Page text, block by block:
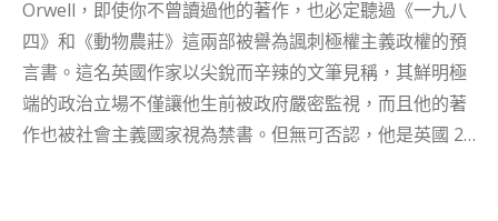
Orwell，即使你不曾讀過他的著作，也必定聽過《一九八
四》和《動物農莊》這兩部被譽為諷刺極權主義政權的預
言書。這名英國作家以尖銳而辛辣的文筆見稱，其鮮明極
端的政治立場不僅讓他生前被政府嚴密監視，而且他的著
作也被社會主義國家視為禁書。但無可否認，他是英國 20